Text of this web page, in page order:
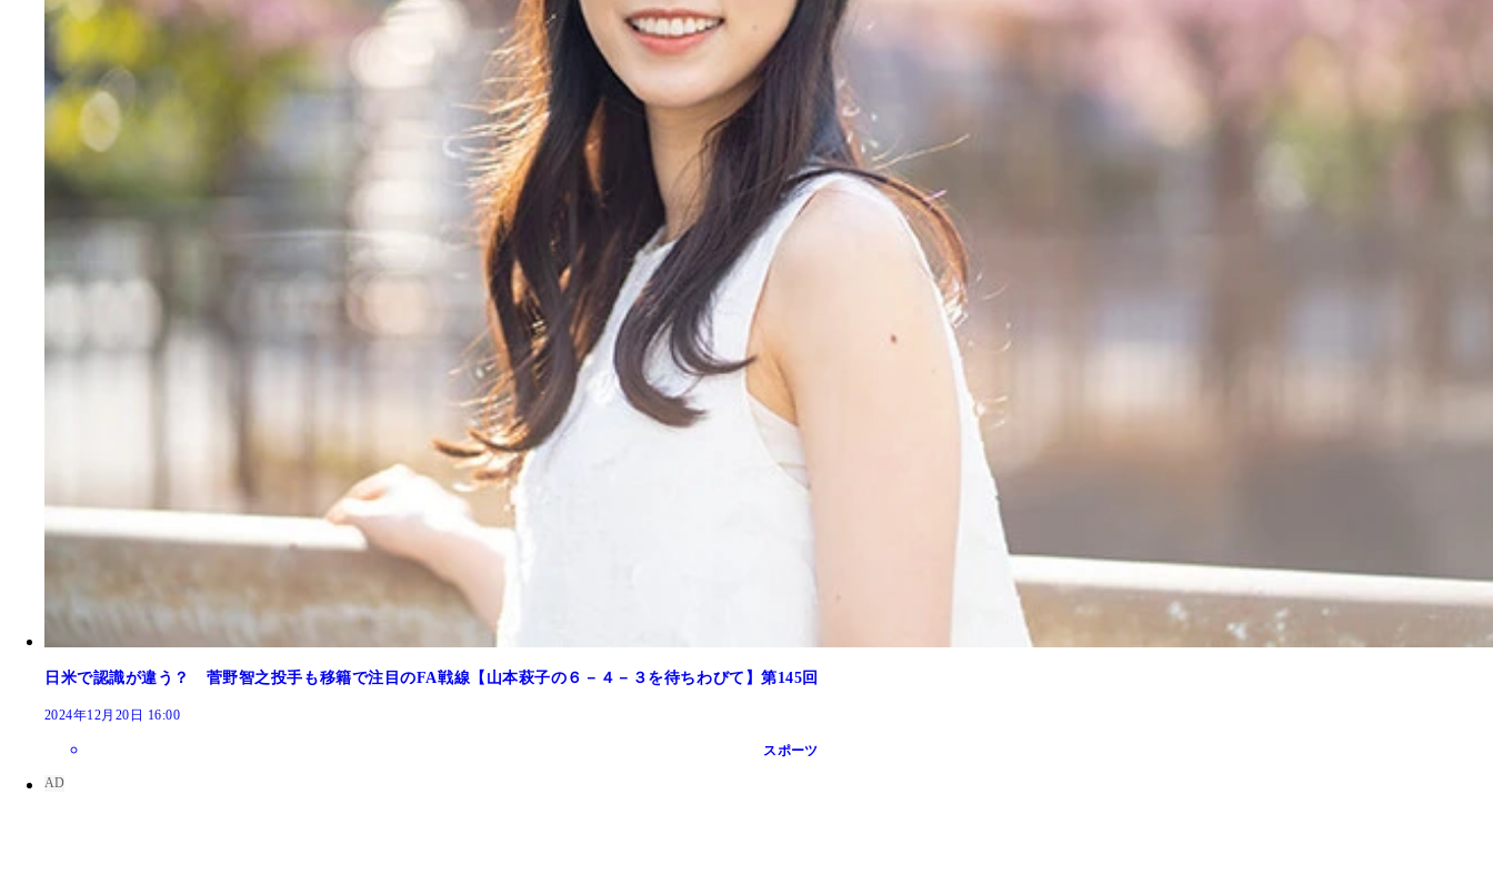
同地区のライバルとして投げ合ったドジャース・山本（右）とパドレス・ダルビッシュ（左）
6月7日、2奪三振ながら打たせて取る投球で「ノーノー」を達成した広島・大瀬良
10月19日、執念の連続ヘッドスライディングでチームに勢いをもたらした巨人・坂本
日米で認識が違う？ 菅野智之投手も移籍で注目のFA戦線【山本萩子の６－４－３を待ちわびて】第145回
2024年12月20日 16:00
スポーツ